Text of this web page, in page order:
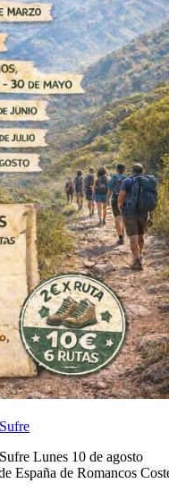
Lunes 10 de agosto
España de Romancos